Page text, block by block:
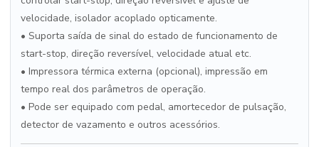
velocidade, isolador acoplado opticamente.
• Suporta saída de sinal do estado de funcionamento de
start-stop, direção reversível, velocidade atual etc.
• Impressora térmica externa (opcional), impressão em
tempo real dos parâmetros de operação.
• Pode ser equipado com pedal, amortecedor de pulsação,
detector de vazamento e outros acessórios.